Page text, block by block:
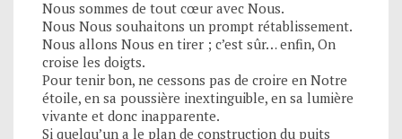
Nous sommes de tout cœur avec Nous.
Nous Nous souhaitons un prompt rétablissement.
Nous allons Nous en tirer ; c’est sûr… enfin, On
croise les doigts.
Pour tenir bon, ne cessons pas de croire en Notre
étoile, en sa poussière inextinguible, en sa lumière
vivante et donc inapparente.
Si quelqu’un a le plan de construction du puits